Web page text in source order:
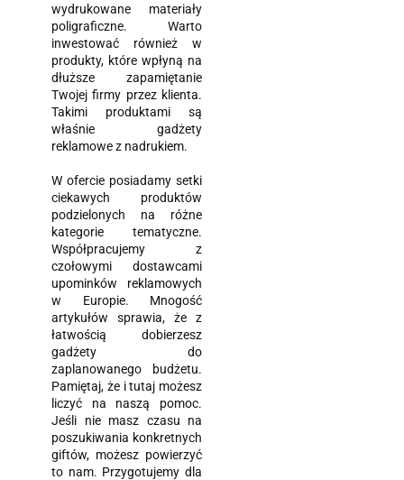
wydrukowane materiały
poligraficzne. Warto
inwestować również w
produkty, które wpłyną na
dłuższe zapamiętanie
Twojej firmy przez klienta.
Takimi produktami są
właśnie gadżety
reklamowe z nadrukiem.
W ofercie posiadamy setki
ciekawych produktów
podzielonych na różne
kategorie tematyczne.
Współpracujemy z
czołowymi dostawcami
upominków reklamowych
w Europie. Mnogość
artykułów sprawia, że z
łatwością dobierzesz
gadżety do
zaplanowanego budżetu.
Pamiętaj, że i tutaj możesz
liczyć na naszą pomoc.
Jeśli nie masz czasu na
poszukiwania konkretnych
giftów, możesz powierzyć
to nam. Przygotujemy dla